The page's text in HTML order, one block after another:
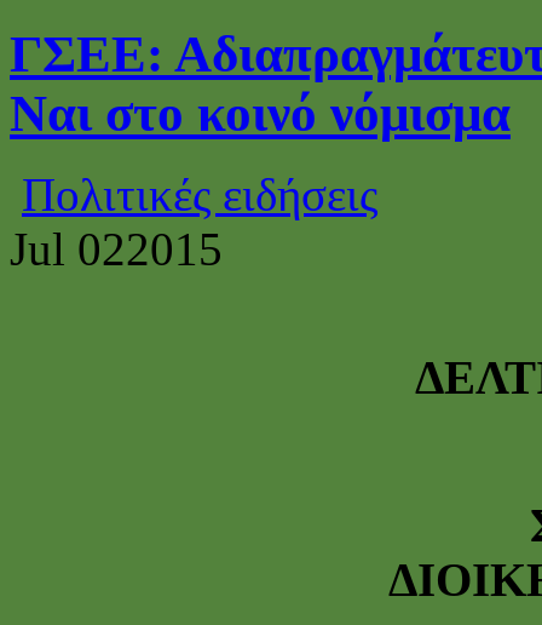
ΓΣΕΕ:
Ναι στο κοινό νόμισμα
Πολιτικές ειδήσεις
Jul 022015